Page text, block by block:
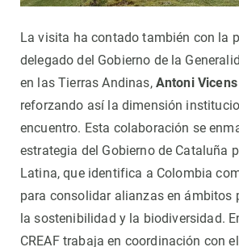
La visita ha contado también con la
delegado del Gobierno de la
en las Tierras Andinas, Antoni
reforzando así la dimensión
encuentro. Esta colaboración se
estrategia del Gobierno de Cataluña
Latina, que identifica a Colombia
para consolidar alianzas en ámbitos
la sostenibilidad y la biodiversidad.
CREAF trabaja en coordinación con